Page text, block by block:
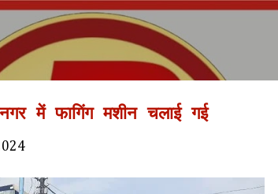
Skip to main content
में फागिंग मशीन चलाई गई